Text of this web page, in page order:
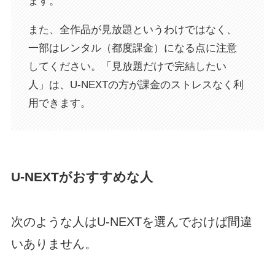
また、全作品が見放題というわけではなく、
一部はレンタル（都度課金）になる点に注意
してください。「見放題だけで完結したい
人」は、U-NEXTの方が課金のストレスなく利
用できます。
U-NEXTがおすすめな人
次のような人はU-NEXTを選んでおけば間違
いありません。